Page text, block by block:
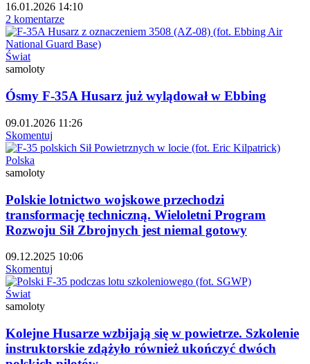
16.01.2026 14:10
2 komentarze
Świat
samoloty
Ósmy F-35A Husarz już wylądował w Ebbing
09.01.2026 11:26
Skomentuj
Polska
samoloty
Polskie lotnictwo wojskowe przechodzi
transformację techniczną. Wieloletni Program
Rozwoju Sił Zbrojnych jest niemal gotowy
09.12.2025 10:06
Skomentuj
Świat
samoloty
Kolejne Husarze wzbijają się w powietrze. Szkolenie
instruktorskie zdążyło również ukończyć dwóch